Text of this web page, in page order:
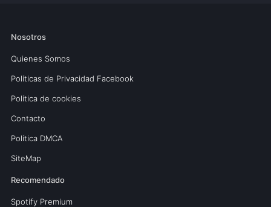
Nosotros
Quienes Somos
Políticas de Privacidad Facebook
Política de cookies
Contacto
Política DMCA
SiteMap
Recomendado
Spotify Premium